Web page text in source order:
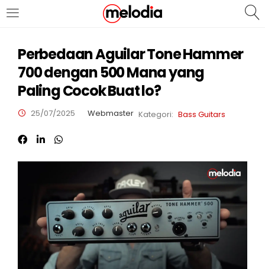
MASUK
Selalu Ingat Saya
Masuk
Lupa Password Anda?
Atau
Masuk/Daftar dengan Google
Perbedaan Aguilar Tone Hammer
700 dengan 500 Mana yang
Paling Cocok Buat lo?
25/07/2025 Webmaster Kategori: Bass Guitars